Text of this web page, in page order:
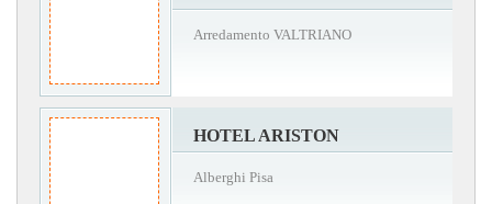
Arredamento VALTRIANO
HOTEL ARISTON
Alberghi Pisa